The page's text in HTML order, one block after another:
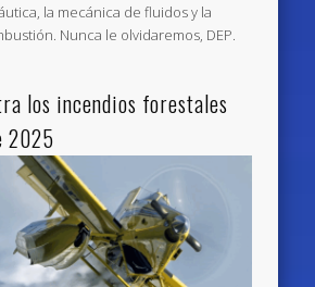
la mecánica de fluidos y la
Nunca le olvidaremos, DEP.
los incendios forestales
2025